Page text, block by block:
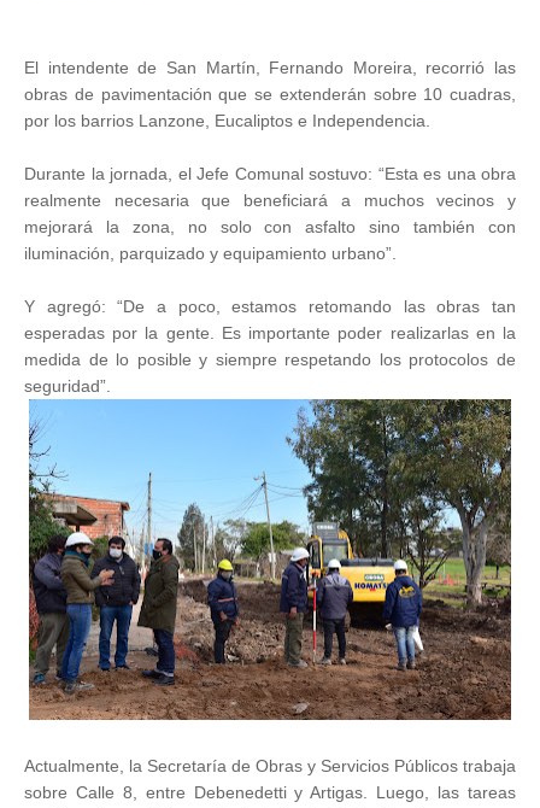
El intendente de San Martín, Fernando Moreira, recorrió las
obras de pavimentación que se extenderán sobre 10 cuadras,
por los barrios Lanzone, Eucaliptos e Independencia.
Durante la jornada, el Jefe Comunal sostuvo: “Esta es una obra
realmente necesaria que beneficiará a muchos vecinos y
mejorará la zona, no solo con asfalto sino también con
iluminación, parquizado y equipamiento urbano”.
Y agregó: “De a poco, estamos retomando las obras tan
esperadas por la gente. Es importante poder realizarlas en la
medida de lo posible y siempre respetando los protocolos de
seguridad”.
Actualmente, la Secretaría de Obras y Servicios Públicos trabaja
sobre Calle 8, entre Debenedetti y Artigas. Luego, las tareas